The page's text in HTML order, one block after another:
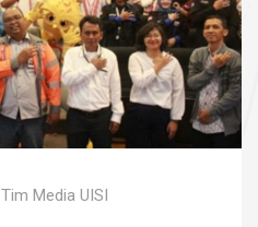
Tim Media UISI